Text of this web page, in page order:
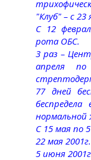
"Клуб" – с 23
С 12
рота ОБС.
3 раз –
апреля
77 дней
нормальной
С 15 мая по
22 мая
5 июня